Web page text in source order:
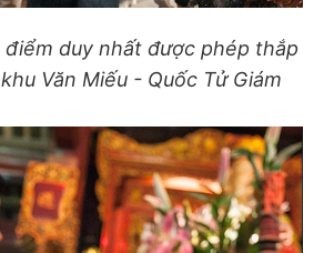
duy nhất được phép thắp
Văn Miếu - Quốc Tử Giám